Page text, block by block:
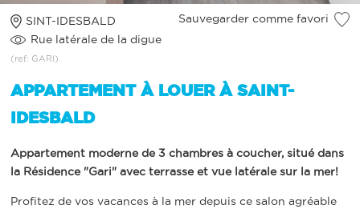
SINT-IDESBALD
Rue latérale de la digue
(ref: GARI)
Sauvegarder comme favori
APPARTEMENT À LOUER À SAINT-
IDESBALD
Appartement moderne de 3 chambres à coucher, situé dans
la Résidence "Gari" avec terrasse et vue latérale sur la mer!
Profitez de vos vacances à la mer depuis ce salon agréable